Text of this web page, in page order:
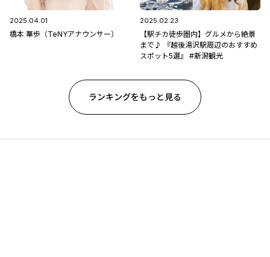
2025.04.01
橋本 華歩（TeNYアナウンサー）
2025.02.23
【駅チカ徒歩圏内】グルメから絶景
まで♪ 『越後湯沢駅周辺のおすすめ
スポット5選』 #新潟観光
ランキングをもっと見る